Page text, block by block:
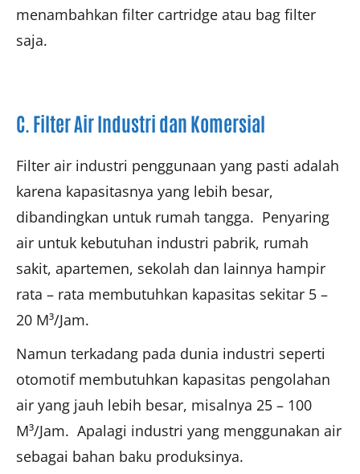
menambahkan filter cartridge atau bag filter
saja.
C. Filter Air Industri dan Komersial
Filter air industri penggunaan yang pasti adalah
karena kapasitasnya yang lebih besar,
dibandingkan untuk rumah tangga. Penyaring
air untuk kebutuhan industri pabrik, rumah
sakit, apartemen, sekolah dan lainnya hampir
rata – rata membutuhkan kapasitas sekitar 5 –
20 M³/Jam.
Namun terkadang pada dunia industri seperti
otomotif membutuhkan kapasitas pengolahan
air yang jauh lebih besar, misalnya 25 – 100
M³/Jam. Apalagi industri yang menggunakan air
sebagai bahan baku produksinya.